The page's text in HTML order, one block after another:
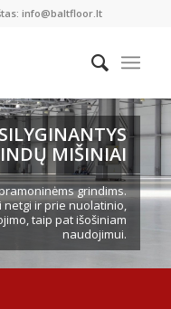
info@baltfloor.lt
MIŠINIAI
grindims.
netgi ir prie nuolatinio,
taip pat išošiniam
naudojimui.